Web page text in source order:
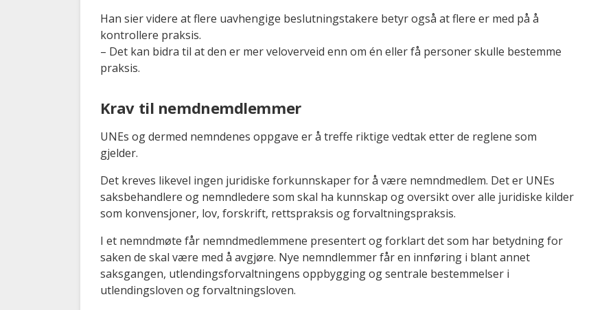
Han sier videre at flere uavhengige beslutningstakere betyr også at flere er med på å
kontrollere praksis.
– Det kan bidra til at den er mer veloverveid enn om én eller få personer skulle bestemme
praksis.
Krav til nemdnemdlemmer
UNEs og dermed nemndenes oppgave er å treffe riktige vedtak etter de reglene som
gjelder.
Det kreves likevel ingen juridiske forkunnskaper for å være nemndmedlem. Det er UNEs
saksbehandlere og nemndledere som skal ha kunnskap og oversikt over alle juridiske kilder
som konvensjoner, lov, forskrift, rettspraksis og forvaltningspraksis.
I et nemndmøte får nemndmedlemmene presentert og forklart det som har betydning for
saken de skal være med å avgjøre. Nye nemndlemmer får en innføring i blant annet
saksgangen, utlendingsforvaltningens oppbygging og sentrale bestemmelser i
utlendingsloven og forvaltningsloven.